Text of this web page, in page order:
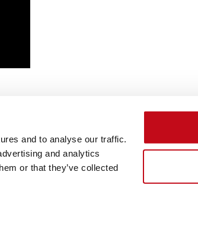
and to analyse our traffic.
and analytics
or that they’ve collected
市场上最广泛的产品系列